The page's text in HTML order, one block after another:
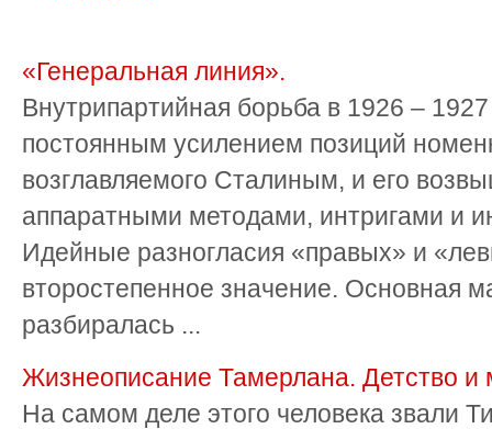
«Генеральная линия».
Внутрипартийная борьба в 1926 – 1927
постоянным усилением позиций
возглавляемого Сталиным, и его
аппаратными методами, интригами и
Идейные разногласия «правых» и
второстепенное значение. Основная
разбиралась ...
Жизнеописание Тамерлана. Детство и
На самом деле этого человека звали